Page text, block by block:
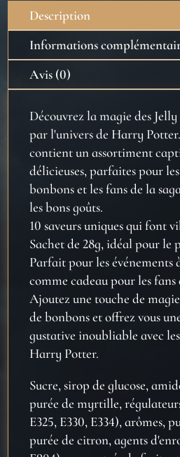
Description
Informations
Avis (0)
Découvrez la magie des
par l'univers de Harry
contient un assortiment
délicieuses, parfaites pour
bonbons et les fans de la
les bons goûts.
10 saveurs uniques qui font
Sachet de 28g, idéal pour le
Parfait pour les événements
comme cadeau pour les
Ajoutez une touche de
de bonbons et offrez vous
gustative inoubliable avec
Harry Potter.
Sucre, sirop de glucose,
purée de myrtille,
E325, E330, E334), arômes,
purée de citron, agents